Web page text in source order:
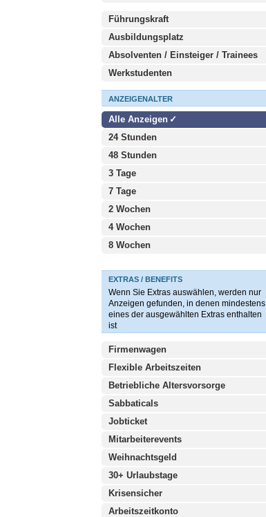
Führungskraft
Ausbildungsplatz
Absolventen / Einsteiger / Trainees
Werkstudenten
ANZEIGENALTER
Alle Anzeigen
24 Stunden
48 Stunden
3 Tage
7 Tage
2 Wochen
4 Wochen
8 Wochen
EXTRAS / BENEFITS
Wenn Sie Extras auswählen, werden nur
Anzeigen gefunden, in denen mindestens
eines der ausgewählten Extras enthalten
ist
Firmenwagen
Flexible Arbeitszeiten
Betriebliche Altersvorsorge
Sabbaticals
Jobticket
Mitarbeiterevents
Weihnachtsgeld
30+ Urlaubstage
Krisensicher
Arbeitszeitkonto